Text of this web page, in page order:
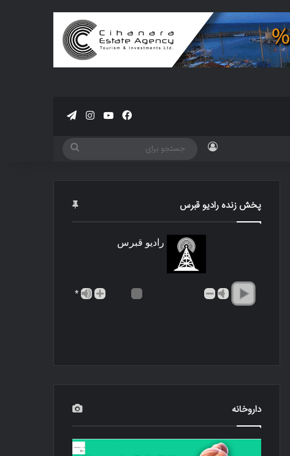
فیسبوکیوتیوباینستاگرام
پخش زنده رادیو قبرس
رادیو قبرس
*
داروخانه